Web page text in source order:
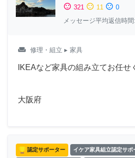
sentiment_satisfied 321 sentiment_neutral 11 sentiment_dissatisfied 0
メッセージ平均返信時
weekend 修理・組立 ▸ 家具
IKEAなど家具の組み立てお任せ
大阪府
認定サポーター イケア家具組立認定サポ